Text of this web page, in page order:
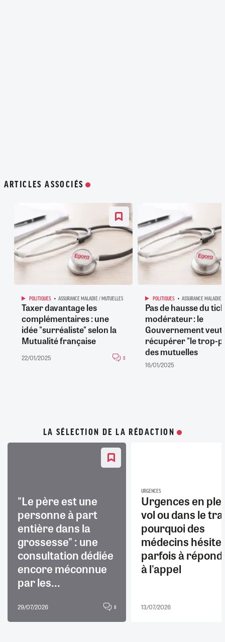
ARTICLES ASSOCIÉS
POLITIQUES ASSURANCE MALADIE / MUTUELLES
Taxer davantage les
complémentaires : une
idée "surréaliste" selon la
Mutualité française
22/01/2025 0
POLITIQUES ASSURANCE MALADIE /
Pas de hausse du
modérateur : le
Gouvernement veut
récupérer "le trop-
des mutuelles
16/01/2025
LA SÉLECTION DE LA RÉDACTION
"Le père est une
personne à part
entière dans la
grossesse" : une
consultation dédiée
encore méconnue
par les...
29/07/2026 8
URGENCES
Urgences en
vol ou dans le
pourquoi des
médecins
parfois à
à l'appel
13/07/2026